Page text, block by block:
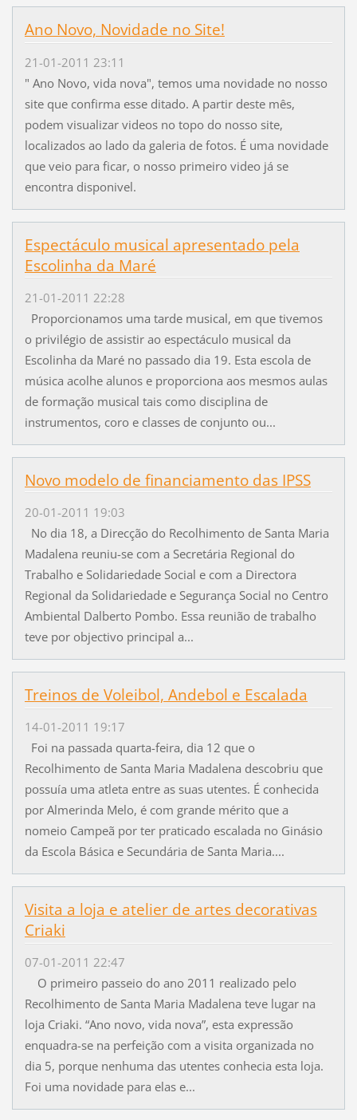
Ano Novo, Novidade no Site!
21-01-2011 23:11
" Ano Novo, vida nova", temos uma novidade no nosso
site que confirma esse ditado. A partir deste mês,
podem visualizar videos no topo do nosso site,
localizados ao lado da galeria de fotos. É uma novidade
que veio para ficar, o nosso primeiro video já se
encontra disponivel.
Espectáculo musical apresentado pela
Escolinha da Maré
21-01-2011 22:28
Proporcionamos uma tarde musical, em que tivemos
o privilégio de assistir ao espectáculo musical da
Escolinha da Maré no passado dia 19. Esta escola de
música acolhe alunos e proporciona aos mesmos aulas
de formação musical tais como disciplina de
instrumentos, coro e classes de conjunto ou...
Novo modelo de financiamento das IPSS
20-01-2011 19:03
No dia 18, a Direcção do Recolhimento de Santa Maria
Madalena reuniu-se com a Secretária Regional do
Trabalho e Solidariedade Social e com a Directora
Regional da Solidariedade e Segurança Social no Centro
Ambiental Dalberto Pombo. Essa reunião de trabalho
teve por objectivo principal a...
Treinos de Voleibol, Andebol e Escalada
14-01-2011 19:17
Foi na passada quarta-feira, dia 12 que o
Recolhimento de Santa Maria Madalena descobriu que
possuía uma atleta entre as suas utentes. É conhecida
por Almerinda Melo, é com grande mérito que a
nomeio Campeã por ter praticado escalada no Ginásio
da Escola Básica e Secundária de Santa Maria....
Visita a loja e atelier de artes decorativas
Criaki
07-01-2011 22:47
O primeiro passeio do ano 2011 realizado pelo
Recolhimento de Santa Maria Madalena teve lugar na
loja Criaki. “Ano novo, vida nova”, esta expressão
enquadra-se na perfeição com a visita organizada no
dia 5, porque nenhuma das utentes conhecia esta loja.
Foi uma novidade para elas e...